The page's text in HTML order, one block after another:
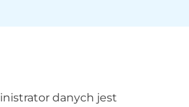
danych jest